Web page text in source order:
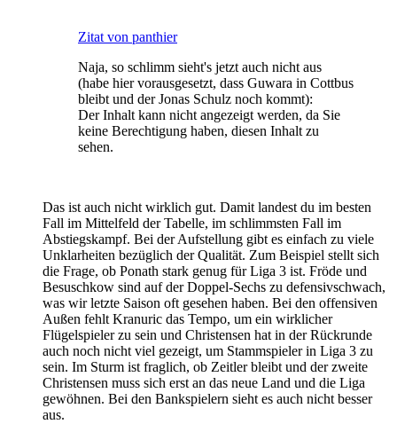
Zitat von panthier
Naja, so schlimm sieht's jetzt auch nicht aus
(habe hier vorausgesetzt, dass Guwara in Cottbus
bleibt und der Jonas Schulz noch kommt):
Der Inhalt kann nicht angezeigt werden, da Sie
keine Berechtigung haben, diesen Inhalt zu
sehen.
Das ist auch nicht wirklich gut. Damit landest du im besten
Fall im Mittelfeld der Tabelle, im schlimmsten Fall im
Abstiegskampf. Bei der Aufstellung gibt es einfach zu viele
Unklarheiten bezüglich der Qualität. Zum Beispiel stellt sich
die Frage, ob Ponath stark genug für Liga 3 ist. Fröde und
Besuschkow sind auf der Doppel-Sechs zu defensivschwach,
was wir letzte Saison oft gesehen haben. Bei den offensiven
Außen fehlt Kranuric das Tempo, um ein wirklicher
Flügelspieler zu sein und Christensen hat in der Rückrunde
auch noch nicht viel gezeigt, um Stammspieler in Liga 3 zu
sein. Im Sturm ist fraglich, ob Zeitler bleibt und der zweite
Christensen muss sich erst an das neue Land und die Liga
gewöhnen. Bei den Bankspielern sieht es auch nicht besser
aus.